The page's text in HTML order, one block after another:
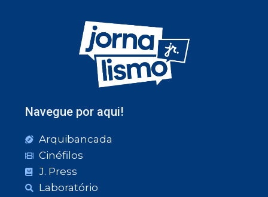
Navegue por aqui!
Arquibancada
Cinéfilos
J. Press
Laboratório